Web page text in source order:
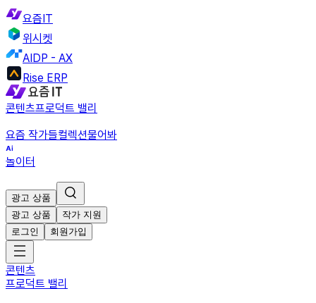
요즘IT
위시켓
AIDP - AX
Rise ERP
콘텐츠프로덕트 밸리
요즘 작가들컬렉션물어봐
놀이터
광고 상품
광고 상품
작가 지원
로그인
회원가입
콘텐츠
프로덕트 밸리